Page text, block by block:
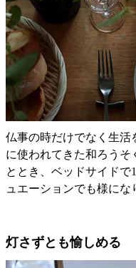
仏事の時だけでなく生活
に使われてきた和ろうそ
ととき、ベッドサイド
ュエーションでも様にな
灯さずとも愉しめる